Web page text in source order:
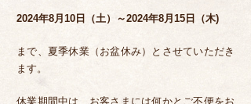
2024年8月10日（土）～2024年8月15日（木)
まで、夏季休業（お盆休み）とさせていただき
ます。
休業期間中は、お客さまには何かとご不便をお